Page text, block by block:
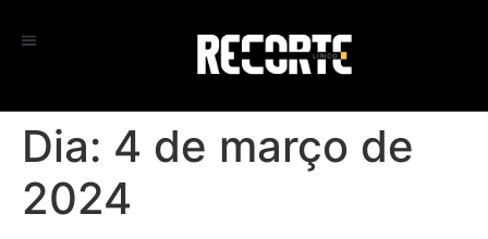
Dia: 4 de março de
2024